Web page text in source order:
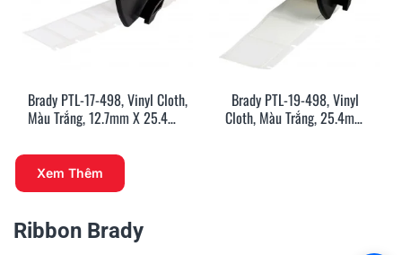
Brady PTL-17-498, Vinyl Cloth,
Màu Trắng, 12.7mm X 25.4mm
Brady PTL-19-498, Vinyl
Cloth, Màu Trắng, 25.4mm
Xem Thêm
Ribbon Brady